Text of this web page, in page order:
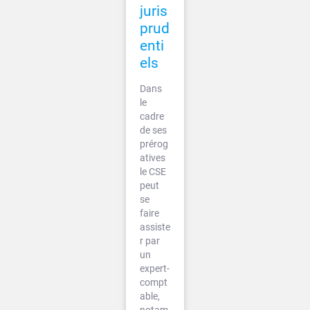
juris
prud
enti
els
Dans
le
cadre
de ses
prérog
atives
le CSE
peut
se
faire
assiste
r par
un
expert-
compt
able,